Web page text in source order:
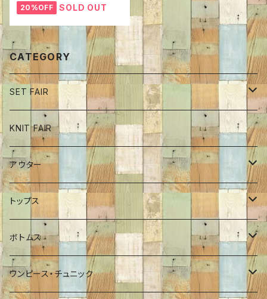
軽外装
20%OFF SOLD OUT
CATEGORY
SET FAIR
ボトム
インナーカットソー
ワンピース
チュニック
Tシャツ
KNIT FAIR
アウター
ブルゾン
コート
ポンチョ
トップス
ロンT
インナーカットソー
ボトムス
パンツ
ワンピース・チュニック